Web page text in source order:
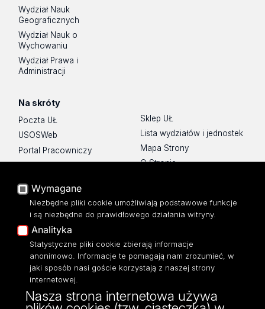
Wydział Nauk
Geograficznych
Wydział Nauk o
Wychowaniu
Wydział Prawa i
Administracji
Na skróty
Poczta UŁ
USOSWeb
Portal Pracowniczy
Baza Aktów Własnych
Moodle
Eksperci UŁ
Polityka Prywatności
Dostępność
Sklep UŁ
Lista wydziałów i jednostek
Mapa Strony
O Stronie
ul. Narutowicza 68, 90-136 Łódź
NIP: 724 000 32 43
Wymagane
Niezbędne pliki cookie umożliwiają podstawowe funkcje
i są niezbędne do prawidłowego działania witryny.
Analityka
Statystyczne pliki cookie zbierają informacje
anonimowo. Informacje te pomagają nam zrozumieć, w
jaki sposób nasi goście korzystają z naszej strony
internetowej.
Nasza strona internetowa używa